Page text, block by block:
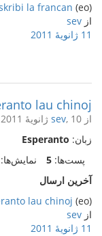
(eo)
la francan.
از sev
11 ژانویهٔ 2011
lau chinoj.
از sev, 10 ژانویهٔ 2011
زبان: Esperanto
پست‌ها: 5 نمایش‌ها:
آخرین ارسال
(eo)
lau chinoj.
از sev
11 ژانویهٔ 2011